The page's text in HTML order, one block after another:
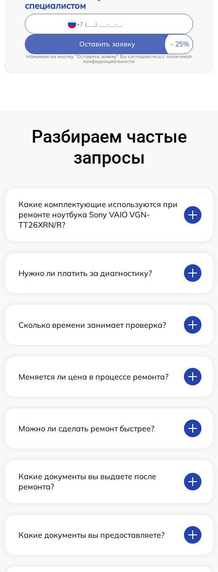
специалистом
Оставить заявку
Нажимая на кнопку "Оставить заявку" Вы соглашаетесь c политикой
конфиденциальности
Разбираем частые
запросы
Какие комплектующие используются при
ремонте ноутбука Sony VAIO VGN-
TT26XRN/R?
Нужно ли платить за диагностику?
Сколько времени занимает проверка?
Меняется ли цена в процессе ремонта?
Можно ли сделать ремонт быстрее?
Какие документы вы выдаете после
ремонта?
Какие документы вы предоставляете?